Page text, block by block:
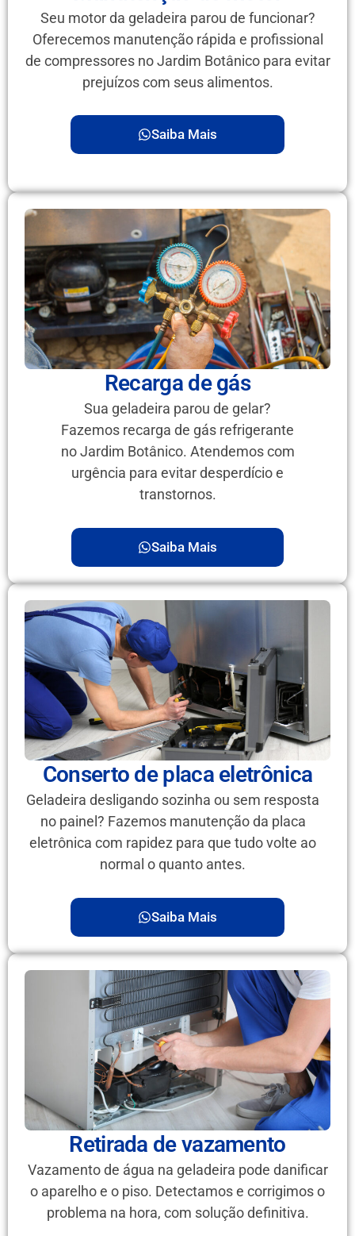
Seu motor da geladeira parou de funcionar?
Oferecemos manutenção rápida e profissional
de compressores no Jardim Botânico para evitar
prejuízos com seus alimentos.
Saiba Mais
Recarga de gás
Sua geladeira parou de gelar?
Fazemos recarga de gás refrigerante
no Jardim Botânico. Atendemos com
urgência para evitar desperdício e
transtornos.
Saiba Mais
Conserto de placa eletrônica
Geladeira desligando sozinha ou sem resposta
no painel? Fazemos manutenção da placa
eletrônica com rapidez para que tudo volte ao
normal o quanto antes.
Saiba Mais
Retirada de vazamento
Vazamento de água na geladeira pode danificar
o aparelho e o piso. Detectamos e corrigimos o
problema na hora, com solução definitiva.